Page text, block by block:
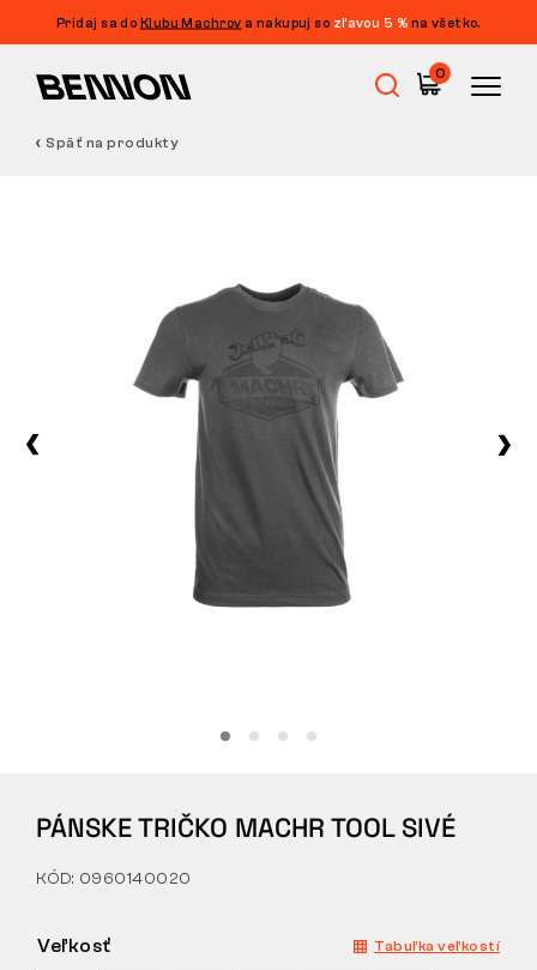
Pridaj sa do Klubu Machrov a nakupuj so zľavou 5 % na všetko.
0
O NÁS
ČLÁNKY
LABORATÓRIUM BENNON
Späť na produkty
PÁNSKE TRIČKO MACHR TOOL SIVÉ
KÓD: 0960140020
Veľkosť Tabuľka veľkostí